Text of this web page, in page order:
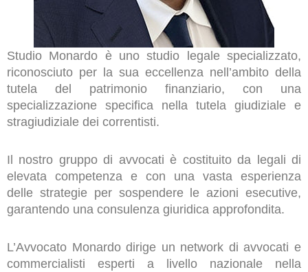
Studio Monardo è uno studio legale specializzato,
riconosciuto per la sua eccellenza nell’ambito della
tutela del patrimonio finanziario, con una
specializzazione specifica nella tutela giudiziale e
stragiudiziale dei correntisti.
Il nostro gruppo di avvocati è costituito da legali di
elevata competenza e con una vasta esperienza
delle strategie per sospendere le azioni esecutive,
garantendo una consulenza giuridica approfondita.
L’Avvocato Monardo dirige un network di avvocati e
commercialisti esperti a livello nazionale nella